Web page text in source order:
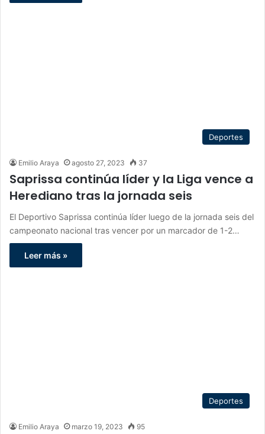
Deportes
Emilio Araya agosto 27, 2023 37
Saprissa continúa líder y la Liga vence a
Herediano tras la jornada seis
El Deportivo Saprissa continúa líder luego de la jornada seis del
campeonato nacional tras vencer por un marcador de 1-2…
Leer más »
Deportes
Emilio Araya marzo 19, 2023 95